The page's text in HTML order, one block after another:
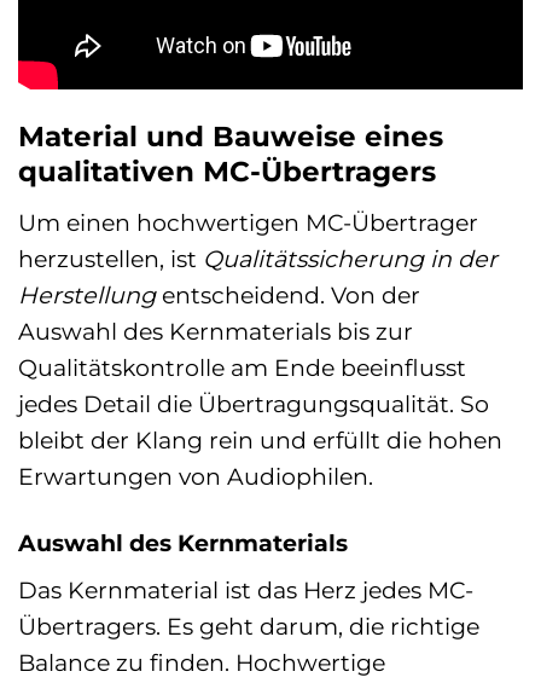
Material und Bauweise eines
qualitativen MC-Übertragers
Um einen hochwertigen MC-Übertrager
herzustellen, ist Qualitätssicherung in der
Herstellungentscheidend. Von der
Auswahl des Kernmaterials bis zur
Qualitätskontrolle am Ende beeinflusst
jedes Detail die Übertragungsqualität. So
bleibt der Klang rein und erfüllt die hohen
Erwartungen von Audiophilen.
Auswahl des Kernmaterials
Das Kernmaterial ist das Herz jedes MC-
Übertragers. Es geht darum, die richtige
Balance zu finden. Hochwertige